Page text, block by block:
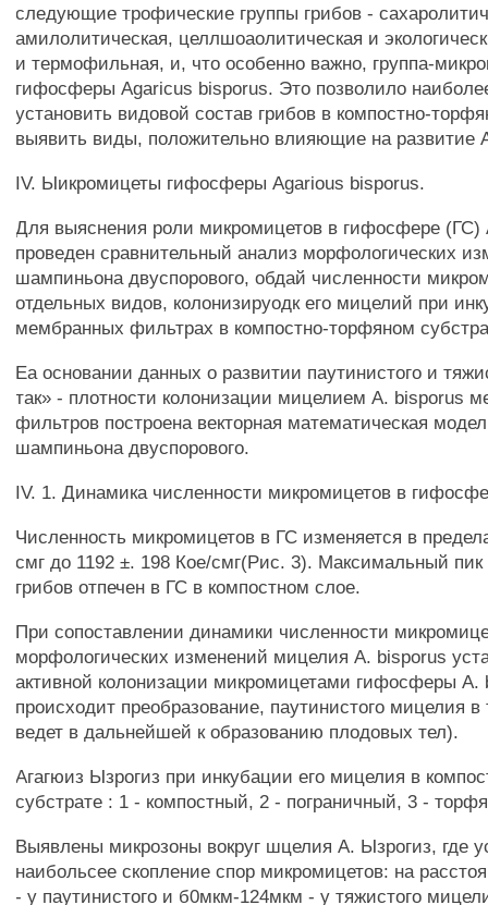
следующие трофические группы грибов -
амилолитическая, целлшоаолитическая и
и термофильная, и, что особенно важно, группа-
гифосферы Agaricus bisporus. Это позволило
установить видовой состав грибов в компостно-
выявить виды, положительно влияющие на развитие
IV. Ыикромицеты гифосферы Agarious bisporus.
Для выяснения роли микромицетов в гифосфере (ГС)
проведен сравнительный анализ морфологических
шампиньона двуспорового, обдай численности
отдельных видов, колонизируодк его мицелий при
мембранных фильтрах в компостно-торфяном
Еа основании данных о развитии паутинистого и
так» - плотности колонизации мицелием A. bisporus
фильтров построена векторная математическая
шампиньона двуспорового.
IV. 1. Динамика численности микромицетов в
Численность микромицетов в ГС изменяется в
смг до 1192 ±. 198 Кое/смг(Рис. 3). Максимальный пик
грибов отпечен в ГС в компостном слое.
При сопоставлении динамики численности
морфологических изменений мицелия A. bisporus
активной колонизации микромицетами гифосферы A.
происходит преобразование, паутинистого мицелия
ведет в дальнейшей к образованию плодовых тел).
Агагюиз Ызрогиз при инкубации его мицелия в
субстрате : 1 - компостный, 2 - пограничный, 3 -
Выявлены микрозоны вокруг шцелия А. Ызрогиз, где
наибольсее скопление спор микромицетов: на
- у паутинистого и б0мкм-124мкм - у тяжистого